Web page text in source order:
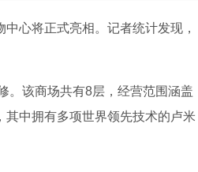
心将正式亮相。记者统计发现，
。该商场共有8层，经营范围涵盖
中拥有多项世界领先技术的卢米